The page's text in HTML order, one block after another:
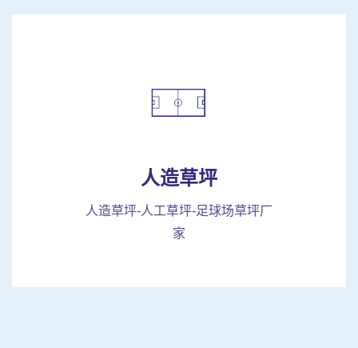
人造草坪
人造草坪-人工草坪-足球场草坪厂
家